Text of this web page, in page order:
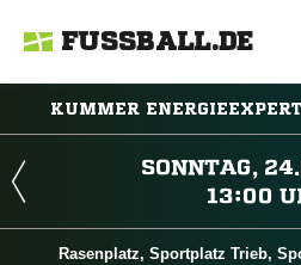
FUSSBALL.DE
KUMMER


Rasenplatz, Sportplatz Trieb,